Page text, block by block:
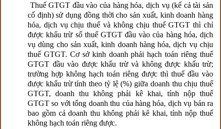
Thuế GTGT đầu vào của hàng hóa, dịch vụ (kể cả tài sản
cố định) sử dụng đồng thời cho sản xuất, kinh doanh hàng
hóa, dịch vụ chịu thuế và không chịu thuế GTGT thì chỉ
được khấu trừ số thuế GTGT đầu vào của hàng hóa, dịch
vụ dùng cho sản xuất, kinh doanh hàng hóa, dịch vụ chịu
thuế GTGT. Cơ sở kinh doanh phải hạch toán riêng thuế
GTGT đầu vào được khấu trừ và không được khấu trừ;
trường hợp không hạch toán riêng được thì thuế đầu vào
được khấu trừ tính theo tỷ lệ (%) giữa doanh thu chịu thuế
GTGT, doanh thu không phải kê khai, tính nộp thuế
GTGT so với tổng doanh thu của hàng hóa, dịch vụ bán ra
bao gồm cả doanh thu không phải kê khai, tính nộp thuế
không hạch toán riêng được.